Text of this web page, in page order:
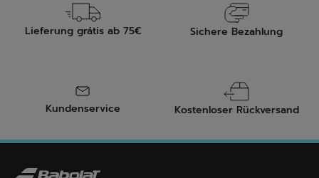
Lieferung grátis ab 75€ Sichere Bezahlung
Kundenservice Kostenloser Rückversand